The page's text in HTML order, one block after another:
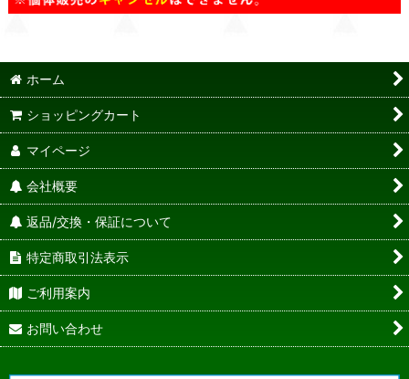
ホーム
ショッピングカート
マイページ
会社概要
返品/交換・保証について
特定商取引法表示
ご利用案内
お問い合わせ